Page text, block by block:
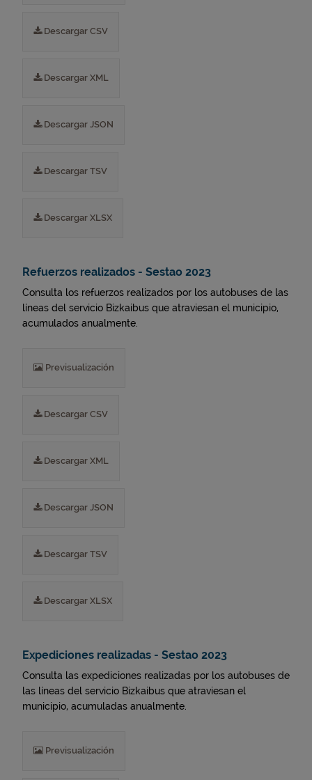
Descargar CSV
Descargar XML
Descargar JSON
Descargar TSV
Descargar XLSX
Refuerzos realizados - Sestao 2023
Consulta los refuerzos realizados por los autobuses de las
líneas del servicio Bizkaibus que atraviesan el municipio,
acumulados anualmente.
Previsualización
Descargar CSV
Descargar XML
Descargar JSON
Descargar TSV
Descargar XLSX
Expediciones realizadas - Sestao 2023
Consulta las expediciones realizadas por los autobuses de
las líneas del servicio Bizkaibus que atraviesan el
municipio, acumuladas anualmente.
Previsualización